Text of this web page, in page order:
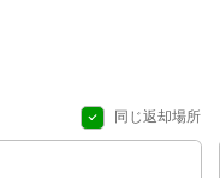
同じ返却場所